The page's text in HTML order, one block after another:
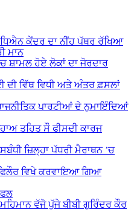
ਕੇਂਦਰ ਦਾ ਨੀਂਹ ਪੱਥਰ ਰੱਖਿਆ
ਮਾਨ
ਸ਼ਾਮਲ ਹੋਏ ਲੋਕਾਂ ਦਾ ਜੋਰਦਾਰ
ਦੀ ਵਿੱਥ ਵਿਧੀ ਅਤੇ ਅੰਤਰ ਫ਼ਸਲਾਂ
ਪਾਰਟੀਆਂ ਦੇ ਨੁਮਾਇੰਦਿਆਂ
ਤਹਿਤ ਸੌ ਫੀਸਦੀ ਕਾਰਜ
ਜ਼ਿਲ੍ਹਾ ਪੱਧਰੀ ਮੈਰਾਥਨ ’ਚ
ਵਿਖੇ ਕਰਵਾਇਆ ਗਿਆ
ਵੱਜੋ ਪੁੱਜੇ ਬੀਬੀ ਗੁਰਿੰਦਰ ਕੌਰ